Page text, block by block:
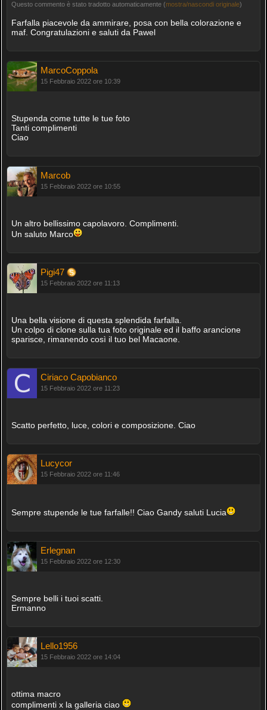
Questo commento è stato tradotto automaticamente (mostra/nascondi originale)
Farfalla piacevole da ammirare, posa con bella colorazione e
maf. Congratulazioni e saluti da Pawel
MarcoCoppola
15 Febbraio 2022 ore 10:39
Stupenda come tutte le tue foto
Tanti complimenti
Ciao
Marcob
15 Febbraio 2022 ore 10:55
Un altro bellissimo capolavoro. Complimenti.
Un saluto Marco
Pigi47
15 Febbraio 2022 ore 11:13
Una bella visione di questa splendida farfalla.
Un colpo di clone sulla tua foto originale ed il baffo arancione
sparisce, rimanendo così il tuo bel Macaone.
Ciriaco Capobianco
15 Febbraio 2022 ore 11:23
Scatto perfetto, luce, colori e composizione. Ciao
Lucycor
15 Febbraio 2022 ore 11:46
Sempre stupende le tue farfalle!! Ciao Gandy saluti Lucia
Erlegnan
15 Febbraio 2022 ore 12:30
Sempre belli i tuoi scatti.
Ermanno
Lello1956
15 Febbraio 2022 ore 14:04
ottima macro
complimenti x la galleria ciao